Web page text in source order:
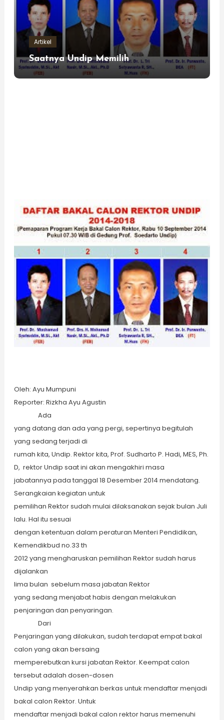
Artikel
Saatnya Undip Memilih
Oleh: Ayu Mumpuni
Reporter: Rizkha Ayu Agustin
Ada
yang datang dan ada yang pergi, sepertinya begitulah
yang sedang terjadi di
rumah kita, Undip. Rektor kita, Prof. Sudharto P. Hadi, MES, Ph.
D, rektor Undip saat ini akan mengakhiri masa
jabatannya pada tanggal 18 Desember 2014 mendatang.
Serangkaian kegiatan untuk
pemilihan Rektor sudah mulai dilaksanakan sejak bulan Juli
lalu. Hal itu sesuai
dengan ketentuan dalam peraturan Menteri Pendidikan,
Kemendikbud no.33 th
2012 yang mengharuskan pemilihan Rektor sudah harus
dijalankan
lima bulan sebelum masa jabatan Rektor
yang sedang menjabat habis dengan melakukan
penjaringan dan penyaringan.
Dari
Penjaringan yang dilakukan, sudah terdapat empat bakal
calon yang akan bersaing
memperebutkan kursi jabatan Rektor. Keempat calon
tersebut adalah dosen-dosen
Undip yang menyerahkan berkas untuk mendaftar menjadi
bakal calon Rektor. Untuk
mendaftar menjadi bakal calon rektor harus memenuhi